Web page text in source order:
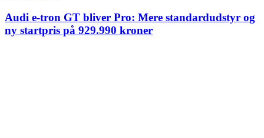
Audi e-tron GT bliver Pro: Mere standardudstyr og
ny startpris på 929.990 kroner